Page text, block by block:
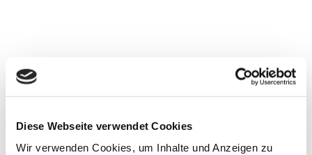
Diese Webseite verwendet Cookies
Wir verwenden Cookies, um Inhalte und Anzeigen zu